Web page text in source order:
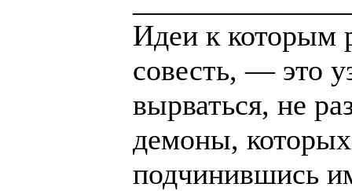
Идеи к которым
совесть, — это
вырваться, не
демоны,
подчинившись